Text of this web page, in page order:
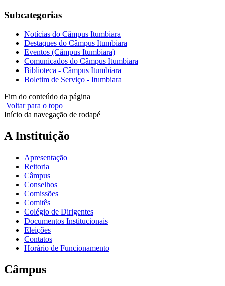
Subcategorias
Notícias do Câmpus Itumbiara
Destaques do Câmpus Itumbiara
Eventos (Câmpus Itumbiara)
Comunicados do Câmpus Itumbiara
Biblioteca - Câmpus Itumbiara
Boletim de Serviço - Itumbiara
Fim do conteúdo da página
Voltar para o topo
Início da navegação de rodapé
A Instituição
Apresentação
Reitoria
Câmpus
Conselhos
Comissões
Comitês
Colégio de Dirigentes
Documentos Institucionais
Eleições
Contatos
Horário de Funcionamento
Câmpus